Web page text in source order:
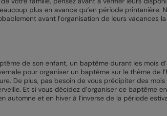
plus en avance qu’en période printanière.
avant l’organisation de leurs vacances
de son enfant, un baptême durant les mois
pour organiser un baptême sur le thème de
De plus, pas besoin de vous précipiter des
Et si vous décidez d’organiser ce baptême
et en hiver à l’inverse de la période